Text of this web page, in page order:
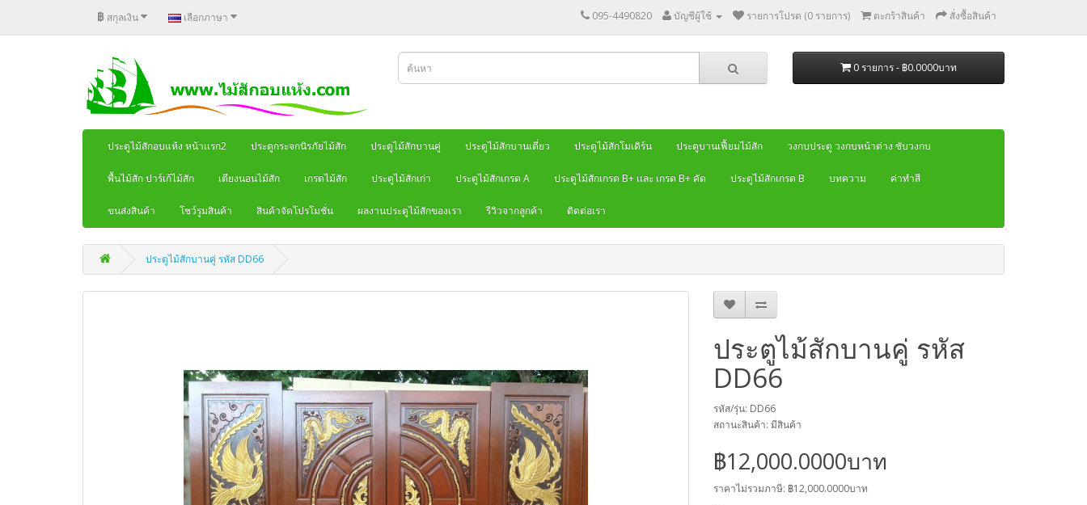
฿ สกุลเงิน เลือกภาษา 095-4490820 บัญชีผู้ใช้ รายการโปรด (0 รายการ) ตะกร้าสินค้า สั่งซื้อสินค้า
0 รายการ - ฿0.0000บาท
ประตูไม้สักอบแห้ง หน้าเเรก2 ประตูกระจกนิรภัยไม้สัก ประตูไม้สักบานคู่ ประตูไม้สักบานเดี่ยว ประตูไม้สักโมเดิร์น ประตูบานเฟี้ยมไม้สัก วงกบประตู วงกบหน้าต่าง ซับวงกบ
พื้นไม้สัก ปาร์เก้ไม้สัก เตียงนอนไม้สัก เกรดไม้สัก ประตูไม้สักเก่า ประตูไม้สักเกรด A ประตูไม้สักเกรด B+ เเละ เกรด B+ คัด ประตูไม้สักเกรด B บทความ ค่าทำสี
ขนส่งสินค้า โชว์รูมสินค้า สินค้าจัดโปรโมชั่น ผลงานประตูไม้สักของเรา รีวิวจากลูกค้า ติดต่อเรา
ประตูไม้สักบานคู่ รหัส DD66
ประตูไม้สักบานคู่ รหัส
DD66
รหัส/รุ่น: DD66
สถานะสินค้า: มีสินค้า
฿12,000.0000บาท
ราคาไม่รวมภาษี: ฿12,000.0000บาท